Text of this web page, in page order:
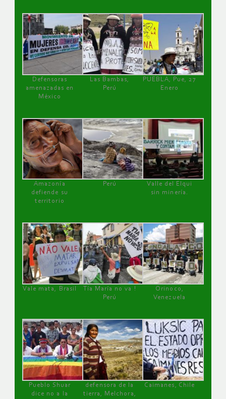
Defensoras
amenazadas en
México
Las Bambas,
Perú
PUEBLA, Pue, 27
Enero
Amazonía
defiende su
territorio
Perú
Valle del Elqui
sin minería.
Vale mata, Brasil
Tía María no va !
Perú
Orinoco,
Venezuela
Pueblo Shuar
dice no a la
defensora de la
tierra, Melchora,
Caimanes, Chile